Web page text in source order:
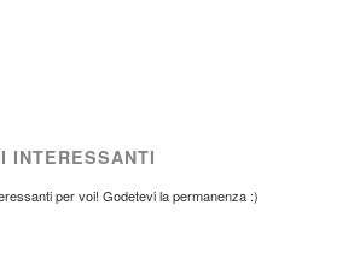
INTERESSANTI
per voi! Godetevi la permanenza :)